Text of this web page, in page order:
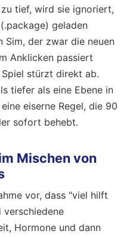
tief, wird sie ignoriert,
geladen
Sim, der zwar die neuen
Anklicken passiert
stürzt direkt ab.
tiefer als eine Ebene in
eiserne Regel, die 90
sofort behebt.
Mischen von
vor, dass "viel hilft
verschiedene
Hormone und dann